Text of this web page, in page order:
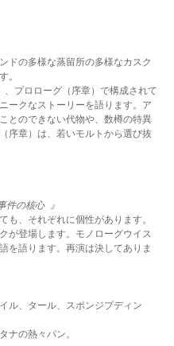
ドの多様な蒸留所の多様なカスク
。
プロローグ（序章）で構成されて
ークなストーリーを語ります。ア
とのできない代物や、数樽の特異
序章）は、若いモルトから選び抜
件の核心 』
も、それぞれに個性があります。
が登場します。モノローグウイス
を語ります。再演は決してありま
ル、タール、スポンジプディン
ナの熱々パン。